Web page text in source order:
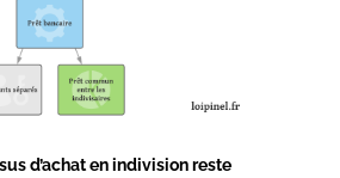
d’achat en indivision reste